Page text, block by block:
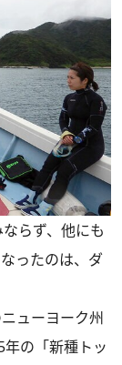
らず、他にも
ったのは、ダ
ューヨーク州
の「新種トッ